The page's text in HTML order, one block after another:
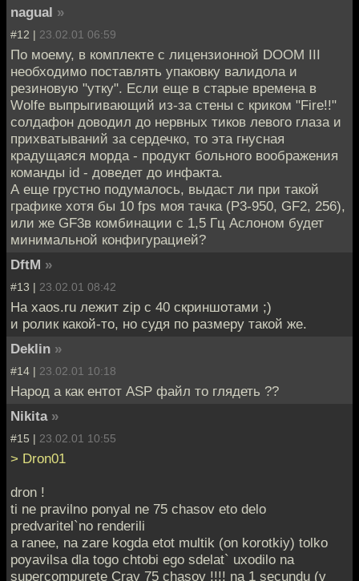
nagual »
#12 | 23.02.01 06:59
По моему, в комплекте с лицензионной DOOM III
необходимо поставлять упаковку валидола и
резиновую "утку". Если еще в старые времена в
Wolfе выпрыгивающий из-за стены с криком "Fire!!"
солдафон доводил до нервных тиков левого глаза и
прихватываний за сердечко, то эта гнусная
крадущаяся морда - продукт больного воображения
команды id - доведет до инфакта.
А еще грустно подумалось, выдаст ли при такой
графике хотя бы 10 fps моя тачка (P3-950, GF2, 256),
или же GF3в комбинации с 1,5 Гц Аслоном будет
минимальной конфигурацией?
DftM »
#13 | 23.02.01 08:42
На xaos.ru лежит zip с 40 скриншотами ;)
и ролик какой-то, но судя по размеру такой же.
Deklin »
#14 | 23.02.01 10:18
Народ а как ентот ASP файл то глядеть ??
Nikita »
#15 | 23.02.01 10:55
> Dron01
dron !
ti ne pravilno ponyal ne 75 chasov eto delo
predvaritel`no renderili
a ranee, na zare kogda etot multik (on korotkiy) tolko
poyavilsa dla togo chtobi ego sdelat` uxodilo na
supercompurete Cray 75 chasov !!!! na 1 secundu (v